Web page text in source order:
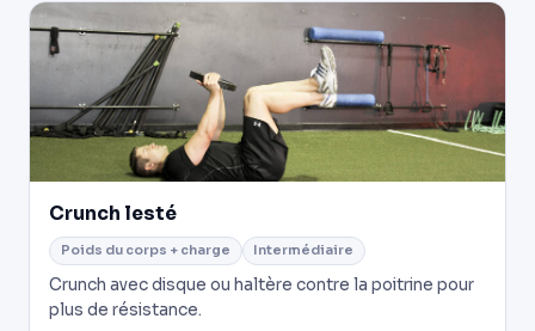
Crunch lesté
Poids du corps + charge Intermédiaire
Crunch avec disque ou haltère contre la poitrine pour
plus de résistance.